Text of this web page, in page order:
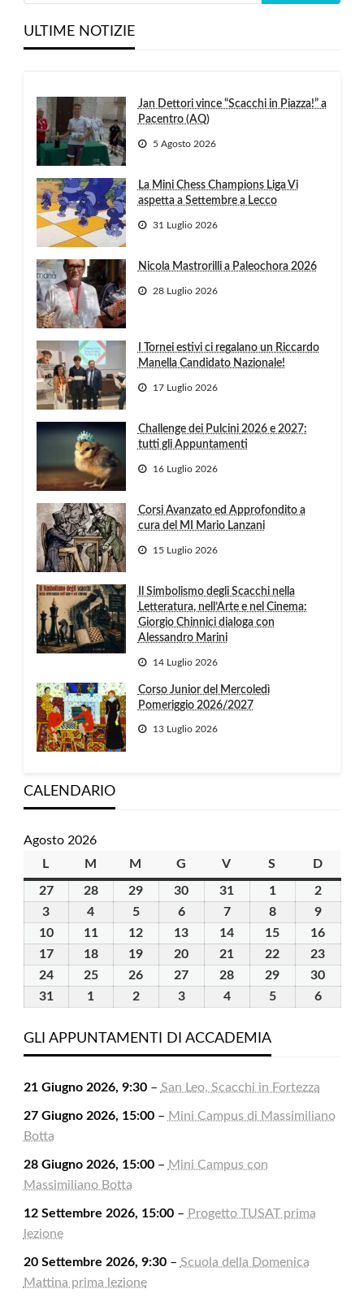
ULTIME NOTIZIE
Jan Dettori vince “Scacchi in Piazza!” a
Pacentro (AQ)
5 Agosto 2026
La Mini Chess Champions Liga Vi
aspetta a Settembre a Lecco
31 Luglio 2026
Nicola Mastrorilli a Paleochora 2026
28 Luglio 2026
I Tornei estivi ci regalano un Riccardo
Manella Candidato Nazionale!
17 Luglio 2026
Challenge dei Pulcini 2026 e 2027:
tutti gli Appuntamenti
16 Luglio 2026
Corsi Avanzato ed Approfondito a
cura del MI Mario Lanzani
15 Luglio 2026
Il Simbolismo degli Scacchi nella
Letteratura, nell’Arte e nel Cinema:
Giorgio Chinnici dialoga con
Alessandro Marini
14 Luglio 2026
Corso Junior del Mercoledì
Pomeriggio 2026/2027
13 Luglio 2026
CALENDARIO
Agosto 2026
L
M martedì
M mercoledì
G giovedìV venerdì
S D
2727
Luglio
2026
2828
29 30 31 11
Agosto
2026
22
Agosto
2026
3
Agosto
2026
4
Agosto
2026
55
Agosto
2026
66
Agosto
2026
77
Agosto
2026
88
Agosto
2026
99
Agosto
2026
1010
Agosto
2026
1111
Agosto
2026
12
Agosto
13
Agosto
14
Agosto
15
Agosto
16
1717
Agosto
1818
Agosto
19
Agosto
20
Agosto
21
Agosto
22
Agosto
23
2424
Agosto
2525
Agosto
26
Agosto
27
Agosto
28
Agosto
29
Agosto
30
3131
2026
1
2026
22
2026
33
2026
44
2026
55
66
GLI APPUNTAMENTI DI ACCADEMIA
21 Giugno 2026, 9:30– San Leo, Scacchi in Fortezza
27 Giugno 2026, 15:00– Mini Campus di Massimiliano
Botta
28 Giugno 2026, 15:00– Mini Campus con
Massimiliano Botta
12 Settembre 2026, 15:00– Progetto TUSAT prima
lezione
20 Settembre 2026, 9:30– Scuola della Domenica
Mattina prima lezione